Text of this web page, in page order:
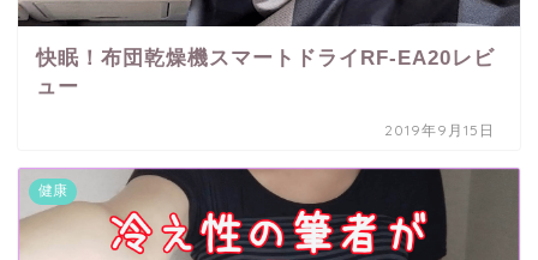
快眠！布団乾燥機スマートドライRF-EA20レビ
ュー
2019年9月15日
健康